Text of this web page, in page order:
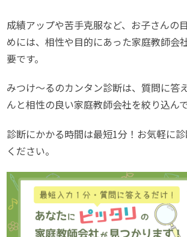
成績アップや苦手克服など、お子さんの
めには、相性や目的にあった家庭教師会
要です。
みつけ～るのカンタン診断は、質問に答
んと相性の良い家庭教師会社を絞り込ん
診断にかかる時間は最短1分！お気軽に
ください。